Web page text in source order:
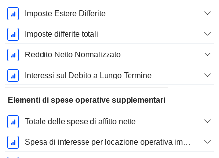
Imposte Estere Differite
Imposte differite totali
Reddito Netto Normalizzato
Interessi sul Debito a Lungo Termine
Elementi di spese operative supplementari
Totale delle spese di affitto nette
Spesa di interesse per locazione operativa imputata